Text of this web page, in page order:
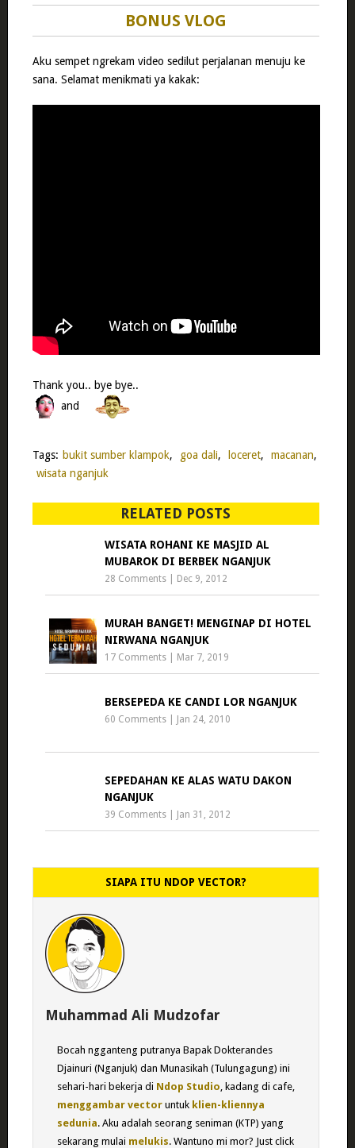
BONUS VLOG
Aku sempet ngrekam video sedilut perjalanan menuju ke
sana. Selamat menikmati ya kakak:
Thank you.. bye bye..
and
Tags: bukit sumber klampok, goa dali, loceret, macanan,
wisata nganjuk
RELATED POSTS
WISATA ROHANI KE MASJID AL
MUBAROK DI BERBEK NGANJUK
28 Comments Dec 9, 2012
MURAH BANGET! MENGINAP DI HOTEL
NIRWANA NGANJUK
17 Comments Mar 7, 2019
BERSEPEDA KE CANDI LOR NGANJUK
60 Comments Jan 24, 2010
SEPEDAHAN KE ALAS WATU DAKON
NGANJUK
39 Comments Jan 31, 2012
SIAPA ITU NDOP VECTOR?
Muhammad Ali Mudzofar
Bocah ngganteng putranya Bapak Dokterandes
Djainuri (Nganjuk) dan Munasikah (Tulungagung) ini
sehari-hari bekerja di Ndop Studio , kadang di cafe,
menggambar vectoruntuk klien-kliennya
sedunia. Aku adalah seorang seniman (KTP) yang
sekarang mulai melukis. Wantuno mi mor? Just click